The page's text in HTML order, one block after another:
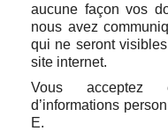
aucune façon vos
nous avez
qui ne seront
site internet.
Vous acceptez
d’informations
E.